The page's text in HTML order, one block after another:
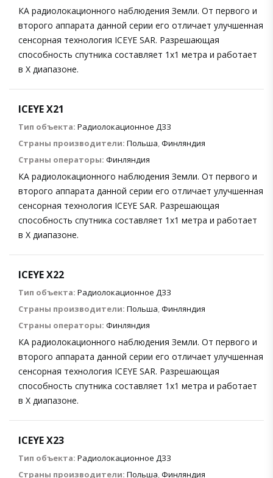
КА радиолокационного наблюдения Земли. От первого и
второго аппарата данной серии его отличает улучшенная
сенсорная технология ICEYE SAR. Разрешающая
способность спутника составляет 1х1 метра и работает
в X диапазоне.
ICEYE X21
Тип объекта: Радиолокационное ДЗЗ
Страны производители: Польша,Финляндия
Страны операторы: Финляндия
КА радиолокационного наблюдения Земли. От первого и
второго аппарата данной серии его отличает улучшенная
сенсорная технология ICEYE SAR. Разрешающая
способность спутника составляет 1х1 метра и работает
в X диапазоне.
ICEYE X22
Тип объекта: Радиолокационное ДЗЗ
Страны производители: Польша,Финляндия
Страны операторы: Финляндия
КА радиолокационного наблюдения Земли. От первого и
второго аппарата данной серии его отличает улучшенная
сенсорная технология ICEYE SAR. Разрешающая
способность спутника составляет 1х1 метра и работает
в X диапазоне.
ICEYE X23
Тип объекта: Радиолокационное ДЗЗ
Страны производители: Польша,Финляндия